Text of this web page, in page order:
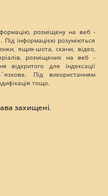
розміщену на веб -
інформацією розуміються
ящик-шота, скани, відео,
розміщених на веб -
відкритого для індексації
Під використанням
тощо.
захищені.